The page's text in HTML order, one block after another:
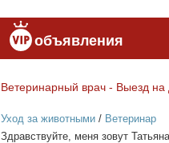
объявления
Ве­те­ри­нар­ный врач - Вы­езд на
Уход за животными/ Ветеринар
Здрав­ствуй­те, ме­ня зо­вут